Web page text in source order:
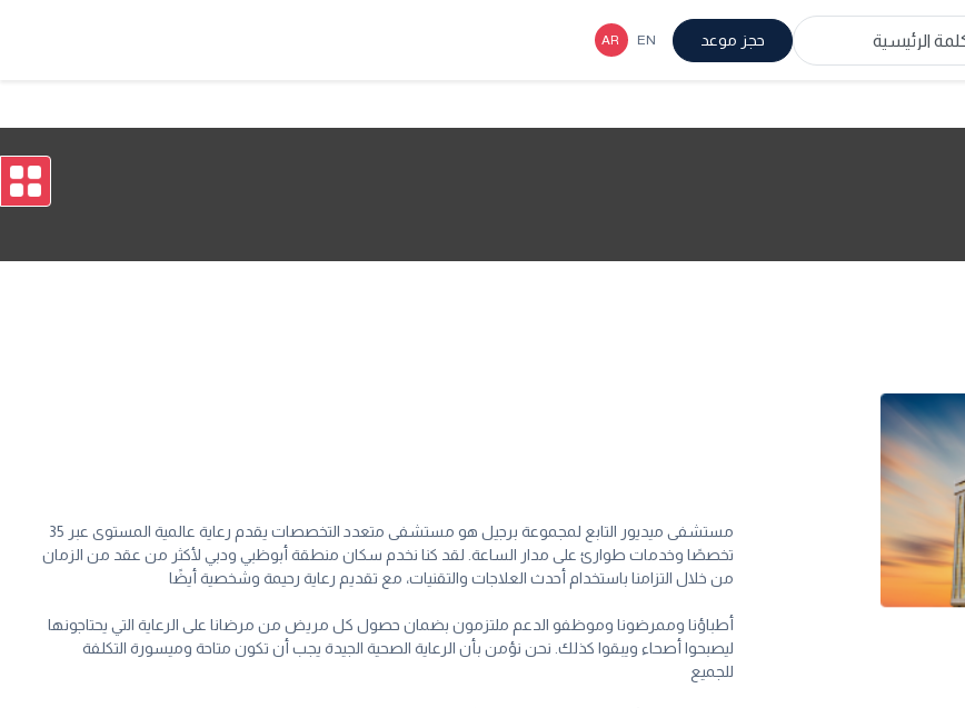
حجز موعد
مستشفى ميديور التابع لمجموعة برجيل هو مستشفى متعدد التخصصات يقدم رعاية عالمية المستوى عبر 35
تخصصًا وخدمات طوارئ على مدار الساعة. لقد كنا نخدم سكان منطقة أبوظبي ودبي لأكثر من عقد من الزمان
من خلال التزامنا باستخدام أحدث العلاجات والتقنيات، مع تقديم رعاية رحيمة وشخصية أيضًا
أطباؤنا وممرضونا وموظفو الدعم ملتزمون بضمان حصول كل مريض من مرضانا على الرعاية التي يحتاجونها
ليصبحوا أصحاء ويبقوا كذلك. نحن نؤمن بأن الرعاية الصحية الجيدة يجب أن تكون متاحة وميسورة التكلفة
للجميع